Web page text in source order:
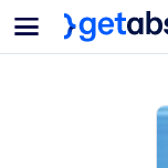
Menu
Para equipes e
Upskilling em IA
Capacite seus
Para sistemas